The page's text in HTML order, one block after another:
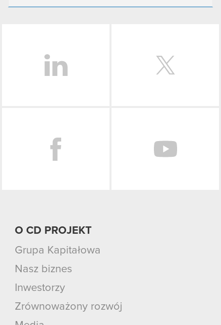
O CD PROJEKT
Grupa Kapitałowa
Nasz biznes
Inwestorzy
Zrównoważony rozwój